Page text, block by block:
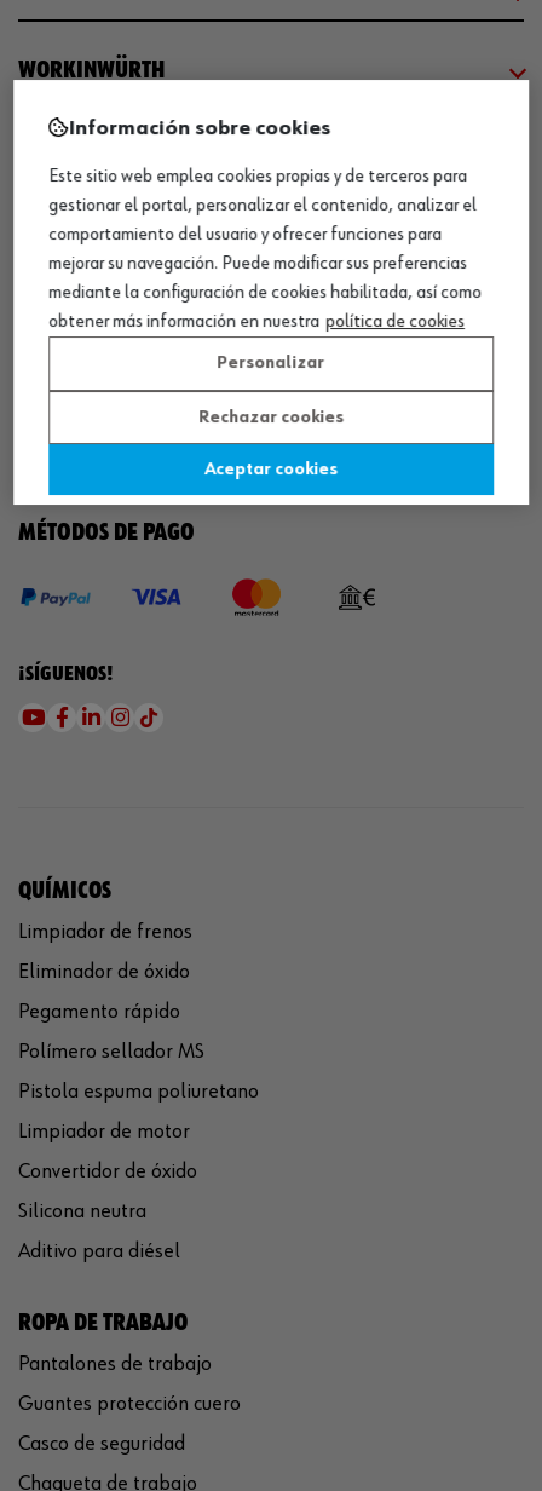
WORKINWÜRTH
¡WÜRTH EMPRESA SOLIDARIA!
¡DESCARGA NUESTRA APP!
MÉTODOS DE PAGO
¡SÍGUENOS!
QUÍMICOS
Limpiador de frenos
Eliminador de óxido
Pegamento rápido
Polímero sellador MS
Pistola espuma poliuretano
Limpiador de motor
Convertidor de óxido
Silicona neutra
Aditivo para diésel
ROPA DE TRABAJO
Pantalones de trabajo
Guantes protección cuero
Casco de seguridad
Chaqueta de trabajo
Información sobre cookies
Este sitio web emplea cookies propias y de terceros para
gestionar el portal, personalizar el contenido, analizar el
comportamiento del usuario y ofrecer funciones para
mejorar su navegación. Puede modificar sus preferencias
mediante la configuración de cookies habilitada, así como
obtener más información en nuestra política de cookies
Personalizar
Rechazar cookies
Aceptar cookies